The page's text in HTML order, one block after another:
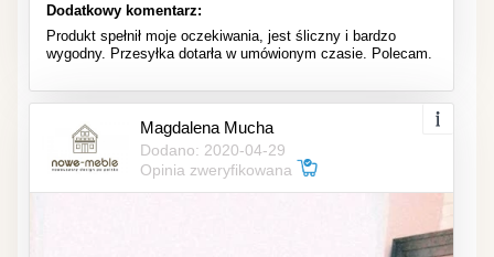
Dodatkowy komentarz:
Produkt spełnił moje oczekiwania, jest śliczny i bardzo
wygodny. Przesyłka dotarła w umówionym czasie. Polecam.
Magdalena Mucha
Dodano: 2020-04-29
Opinia zweryfikowana